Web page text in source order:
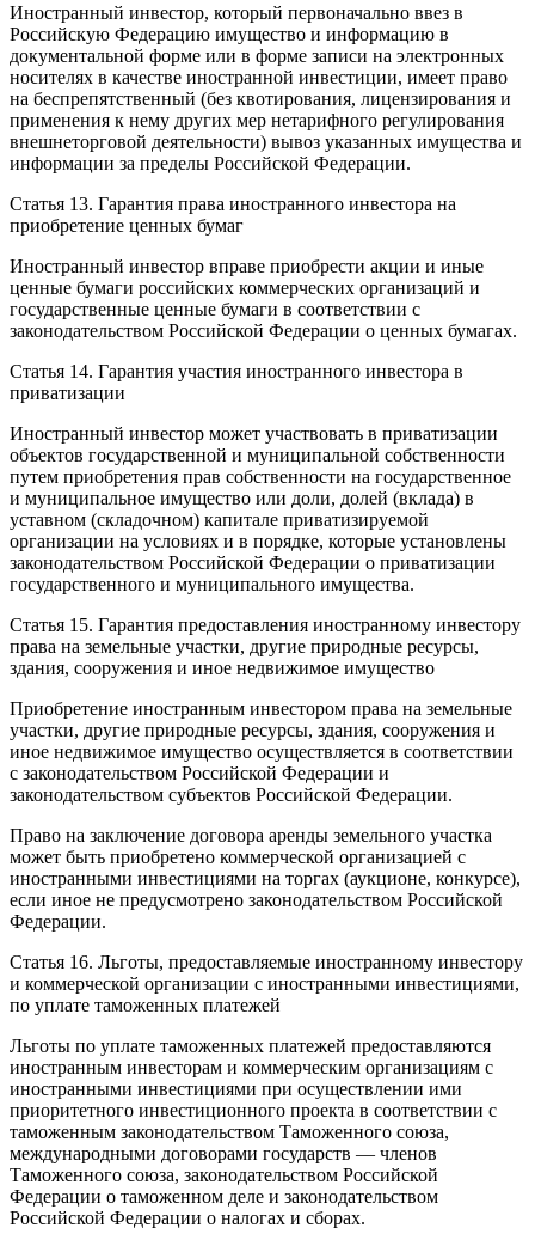
Иностранный инвестор, который первоначально ввез в
Российскую Федерацию имущество и информацию в
документальной форме или в форме записи на электронных
носителях в качестве иностранной инвестиции, имеет право
на беспрепятственный (без квотирования, лицензирования и
применения к нему других мер нетарифного регулирования
внешнеторговой деятельности) вывоз указанных имущества и
информации за пределы Российской Федерации.
Статья 13. Гарантия права иностранного инвестора на
приобретение ценных бумаг
Иностранный инвестор вправе приобрести акции и иные
ценные бумаги российских коммерческих организаций и
государственные ценные бумаги в соответствии с
законодательством Российской Федерации о ценных бумагах.
Статья 14. Гарантия участия иностранного инвестора в
приватизации
Иностранный инвестор может участвовать в приватизации
объектов государственной и муниципальной собственности
путем приобретения прав собственности на государственное
и муниципальное имущество или доли, долей (вклада) в
уставном (складочном) капитале приватизируемой
организации на условиях и в порядке, которые установлены
законодательством Российской Федерации о приватизации
государственного и муниципального имущества.
Статья 15. Гарантия предоставления иностранному инвестору
права на земельные участки, другие природные ресурсы,
здания, сооружения и иное недвижимое имущество
Приобретение иностранным инвестором права на земельные
участки, другие природные ресурсы, здания, сооружения и
иное недвижимое имущество осуществляется в соответствии
с законодательством Российской Федерации и
законодательством субъектов Российской Федерации.
Право на заключение договора аренды земельного участка
может быть приобретено коммерческой организацией с
иностранными инвестициями на торгах (аукционе, конкурсе),
если иное не предусмотрено законодательством Российской
Федерации.
Статья 16. Льготы, предоставляемые иностранному инвестору
и коммерческой организации с иностранными инвестициями,
по уплате таможенных платежей
Льготы по уплате таможенных платежей предоставляются
иностранным инвесторам и коммерческим организациям с
иностранными инвестициями при осуществлении ими
приоритетного инвестиционного проекта в соответствии с
таможенным законодательством Таможенного союза,
международными договорами государств — членов
Таможенного союза, законодательством Российской
Федерации о таможенном деле и законодательством
Российской Федерации о налогах и сборах.